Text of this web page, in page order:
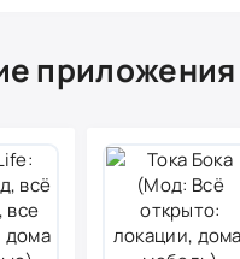
приложения